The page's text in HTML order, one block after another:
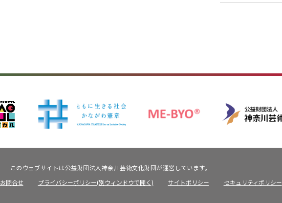
このウェブサイトは公益財団法人神奈川芸術文化財団が運営しています。
お問合せ プライバシーポリシー(別ウィンドウで開く) サイトポリシー セキュリティポリシー